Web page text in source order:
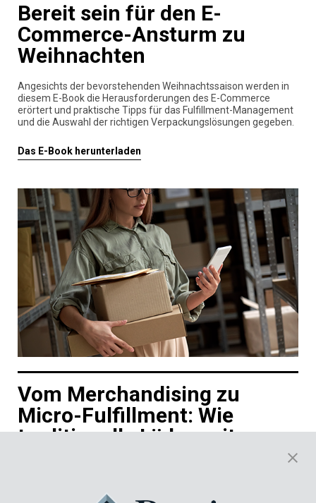
Bereit sein für den E-
Commerce-Ansturm zu
Weihnachten
Angesichts der bevorstehenden Weihnachtssaison werden in
diesem E-Book die Herausforderungen des E-Commerce
erörtert und praktische Tipps für das Fulfillment-Management
und die Auswahl der richtigen Verpackungslösungen gegeben.
Das E-Book herunterladen
Vom Merchandising zu
Micro-Fulfillment: Wie
traditionelle Läden mit